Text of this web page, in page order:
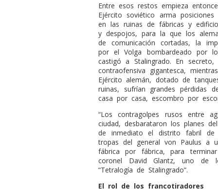
Entre esos restos empieza
Ejército soviético arma
en las ruinas de fábricas y
y despojos, para la que los
de comunicación cortadas, la
por el Volga bombardeado por
castigó a Stalingrado. En
contraofensiva gigantesca,
Ejército alemán, dotado de
ruinas, sufrían grandes pérdidas
casa por casa, escombro por
“Los contragolpes rusos entre
ciudad, desbarataron los planes
de inmediato el distrito fabril de
tropas del general von Paulus a
fábrica por fábrica, para
coronel David Glantz, uno
“Tetralogía de Stalingrado”.
El rol de los francotiradores